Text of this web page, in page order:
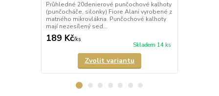
Průhledné 20denierové punčochové kalhoty
(punčocháče, silonky) Fiore Alani vyrobené z
matného mikrovlákna. Punčochové kalhoty
mají nezesílený sed...
189 Kč/ks
Skladem 14 ks
Zvolit variantu